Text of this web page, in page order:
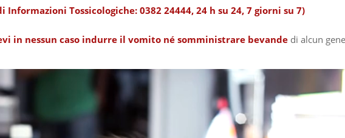
Informazioni Tossicologiche: 0382 24444, 24 h su 24, 7 giorni su 7)
in nessun caso indurre il vomito né somministrare bevande di alcun